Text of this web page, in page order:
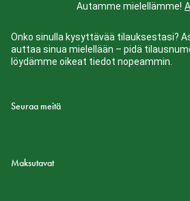
Autamme mielellämme!
Onko sinulla kysyttävää tilauksestasi?
auttaa sinua mielellään – pidä
löydämme oikeat tiedot nopeammin.
Seuraa meitä
Maksutavat